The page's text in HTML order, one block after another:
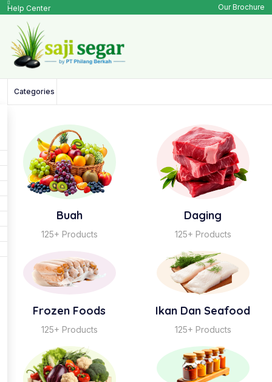
Help Center Our Brochure
Categories
Buah
125+ Products
Daging
125+ Products
Frozen Foods
125+ Products
Ikan Dan Seafood
125+ Products